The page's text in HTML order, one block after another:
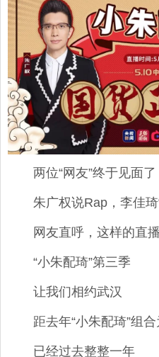
两位“网友”终于见面了
朱广权说Rap，李佳琦
网友直呼，这样的直
“小朱配琦”第三季
让我们相约武汉
距去年“小朱配琦”组
已经过去整整一年